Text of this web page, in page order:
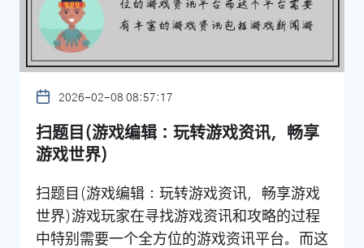
2026-02-08 08:57:17
扫题目(游戏编辑：玩转游戏资讯，畅享
游戏世界)
扫题目(游戏编辑：玩转游戏资讯，畅享游戏
世界)游戏玩家在寻找游戏资讯和攻略的过程
中特别需要一个全方位的游戏资讯平台。而这